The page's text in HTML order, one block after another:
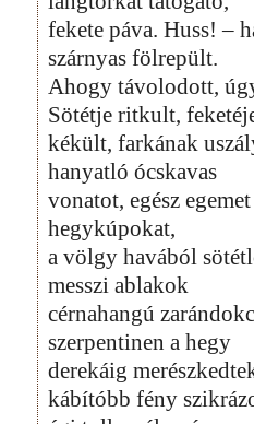
fekete páva. Huss! –
szárnyas fölrepült.
Ahogy távolodott,
Sötétje ritkult,
kékült, farkának
hanyatló ócskavas
vonatot, egész
hegykúpokat,
a völgy havából
messzi ablakok
cérnahangú
szerpentinen a hegy
derekáig
kábítóbb fény